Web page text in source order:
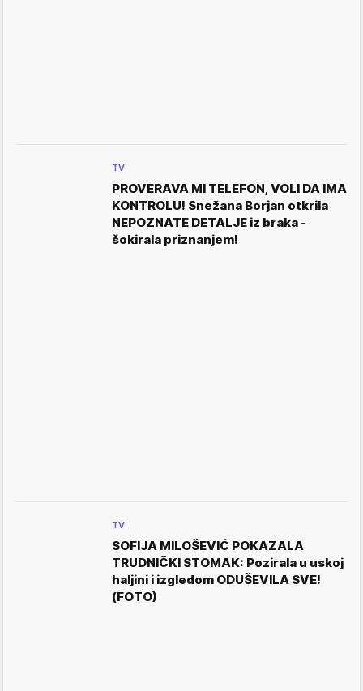
TV
PROVERAVA MI TELEFON, VOLI DA IMA
KONTROLU! Snežana Borjan otkrila
NEPOZNATE DETALJE iz braka -
šokirala priznanjem!
TV
SOFIJA MILOŠEVIĆ POKAZALA
TRUDNIČKI STOMAK: Pozirala u uskoj
haljini i izgledom ODUŠEVILA SVE!
(FOTO)